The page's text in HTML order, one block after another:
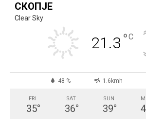
СКОПЈЕ
Clear Sky
21.3 °C
48 % 1.6kmh
FRI
35°
SAT
36°
SUN
39°